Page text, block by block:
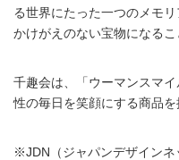
る世界にたった一つのメモ
かけがえのない宝物になるこ
千趣会は、「ウーマンスマ
性の毎日を笑顔にする商品を
※JDN（ジャパンデザインネ